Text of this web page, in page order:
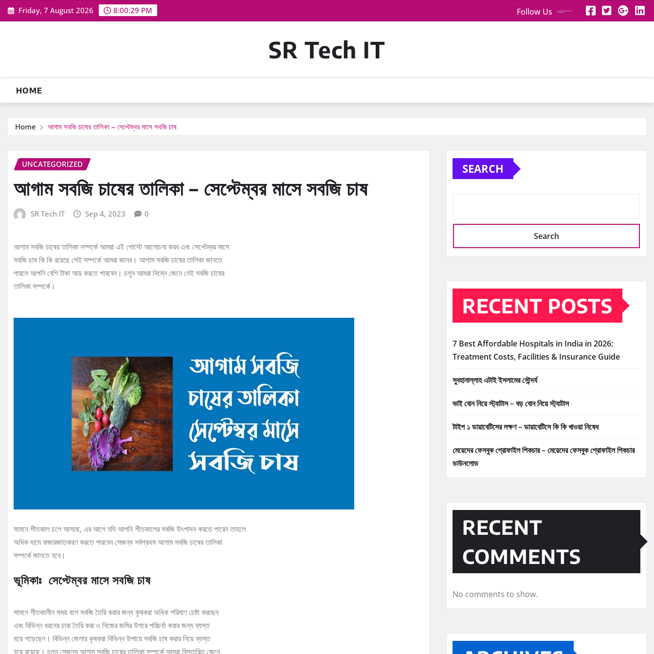
Skip
to
Friday, 7 August 2026 8:00:30 PM Follow Us
SR Tech IT
HOME
Home আগাম সবজি চাষের তালিকা – সেপ্টেম্বর মাসে সবজি চাষ
UNCATEGORIZED
আগাম সবজি চাষের তালিকা – সেপ্টেম্বর মাসে সবজি চাষ
SR Tech IT Sep 4, 2023 0
আগাম সবজি চাষের তালিকা সম্পর্কে আমরা এই পোস্টে আলোচনা করব এবং সেপ্টেম্বর মাসে
সবজি চাষ কি কি রয়েছে সেই সম্পর্কে আমরা জানব। আগাম সবজি চাষের তালিকা জানতে
পারলে আপনি বেশি টাকা আয় করতে পারবেন। চলুন আমরা নিম্নে জেনে নেই সবজি চাষের
তালিকা সম্পর্কে।
সামনে শীতকাল চলে আসছে, এর আগে যদি আপনি শীতকালের সবজি উৎপাদন করতে পারেন তাহলে
অধিক দামে বাজারজাতকরণ করতে পারবেন সেজন্য সর্বপ্রথম আগাম সবজি চাষের তালিকা
সম্পর্কে জানতে হবে।
ভূমিকাঃ সেপ্টেম্বর মাসে সবজি চাষ
সামনে শীতকালীন সময় বলে সবজি তৈরি করার জন্য কৃষকরা অধিক পরিমাণ চেষ্টা করছেন
এবং বিভিন্ন ধরনের চারা তৈরি করা ও নিজের জমির উপরে পরিচর্যা করার জন্য ব্যস্ত
হয়ে পড়েছেন। বিভিন্ন জেলার কৃষকরা বিভিন্ন উপায়ে সবজি চাষ করার নিয়ে ব্যস্ত
হয়ে রয়েছে। চলুন সেজন্য আগাম সবজি চাষের তালিকা সম্পর্কে আমরা বিস্তারিত জেনে
SEARCH
Search
RECENT POSTS
7 Best Affordable Hospitals in India in 2026:
Treatment Costs, Facilities & Insurance Guide
সুবহানাল্লাহ এটাই ইসলামের সৌন্দর্য
ভাই বোন নিয়ে স্ট্যাটাস – বড় বোন নিয়ে স্ট্যাটাস
টাইপ ১ ডায়াবেটিসের লক্ষণ – ডায়াবেটিসে কি কি খাওয়া নিষেধ
মেয়েদের ফেসবুক প্রোফাইল পিকচার – মেয়েদের ফেসবুক প্রোফাইল পিকচার
ডাউনলোড
RECENT
COMMENTS
No comments to show.